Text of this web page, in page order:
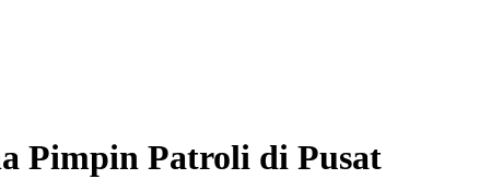
Pimpin Patroli di Pusat